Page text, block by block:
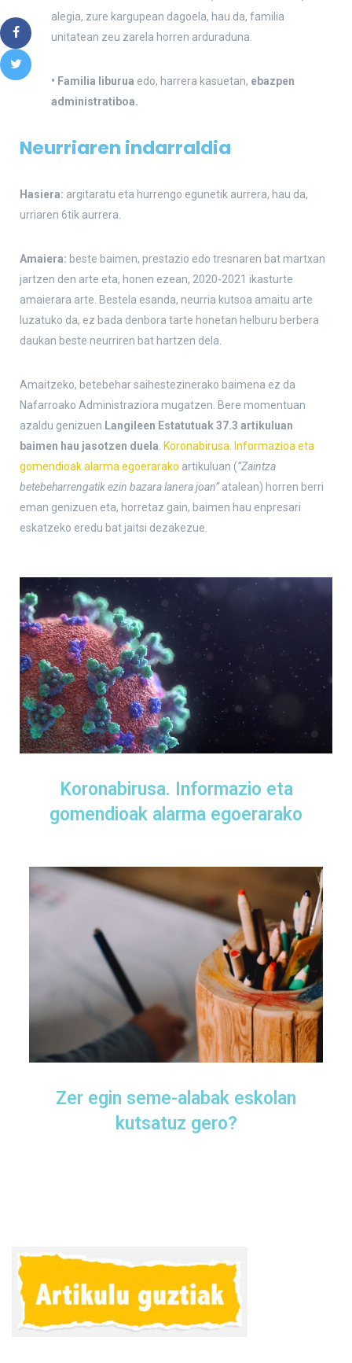
alegia, zure kargupean dagoela, hau da, familia
unitatean zeu zarela horren arduraduna.
• Familia liburua edo, harrera kasuetan, ebazpen
administratiboa.
Neurriaren indarraldia
Hasiera: argitaratu eta hurrengo egunetik aurrera, hau da,
urriaren 6tik aurrera.
Amaiera: beste baimen, prestazio edo tresnaren bat martxan
jartzen den arte eta, honen ezean, 2020-2021 ikasturte
amaierara arte. Bestela esanda, neurria kutsoa amaitu arte
luzatuko da, ez bada denbora tarte honetan helburu berbera
daukan beste neurriren bat hartzen dela.
Amaitzeko, betebehar saihestezinerako baimena ez da
Nafarroako Administraziora mugatzen. Bere momentuan
azaldu genizuen Langileen Estatutuak 37.3 artikuluan
baimen hau jasotzen duela Koronabirusa. Informazioa eta
gomendioak alarma egoerarako artikuluan (“Zaintza
betebeharrengatik ezin bazara lanera joan”atalean) horren berri
eman genizuen eta, horretaz gain, baimen hau enpresari
eskatzeko eredu bat jaitsi dezakezue.
Koronabirusa. Informazio eta
gomendioak alarma egoerarako
Zer egin seme-alabak eskolan
kutsatuz gero?